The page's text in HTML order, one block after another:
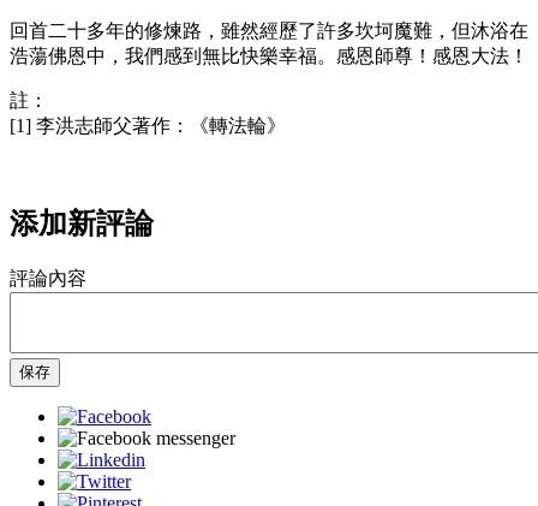
回首二十多年的修煉路，雖然經歷了許多坎坷魔難，但沐浴在
浩蕩佛恩中，我們感到無比快樂幸福。感恩師尊！感恩大法！
註：
[1] 李洪志師父著作：《轉法輪》
添加新評論
評論內容
保存